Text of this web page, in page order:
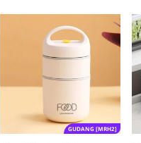
GUDANG [MRH2]